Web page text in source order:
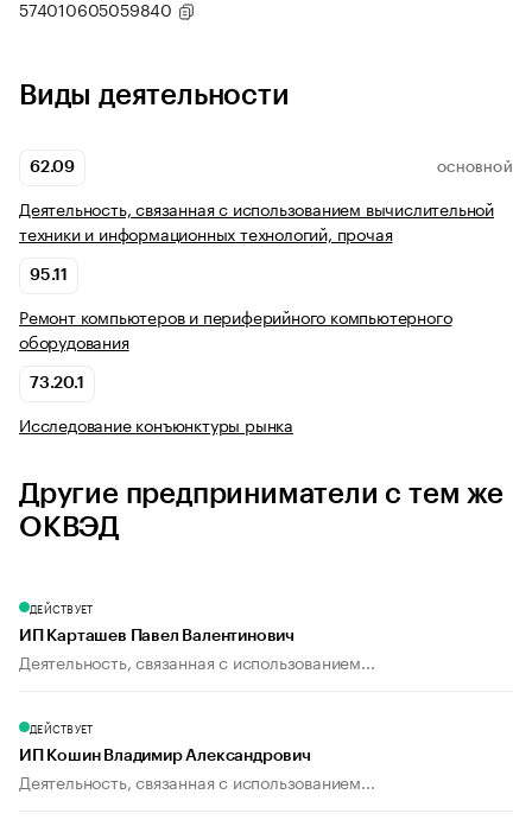
574010605059840
Виды деятельности
62.09 ОСНОВНОЙ
Деятельность, связанная с использованием вычислительной
техники и информационных технологий, прочая
95.11
Ремонт компьютеров и периферийного компьютерного
оборудования
73.20.1
Исследование конъюнктуры рынка
Другие предприниматели с тем же
ОКВЭД
ДЕЙСТВУЕТ
ИП Карташев Павел Валентинович
Деятельность, связанная с использованием...
ДЕЙСТВУЕТ
ИП Кошин Владимир Александрович
Деятельность, связанная с использованием...